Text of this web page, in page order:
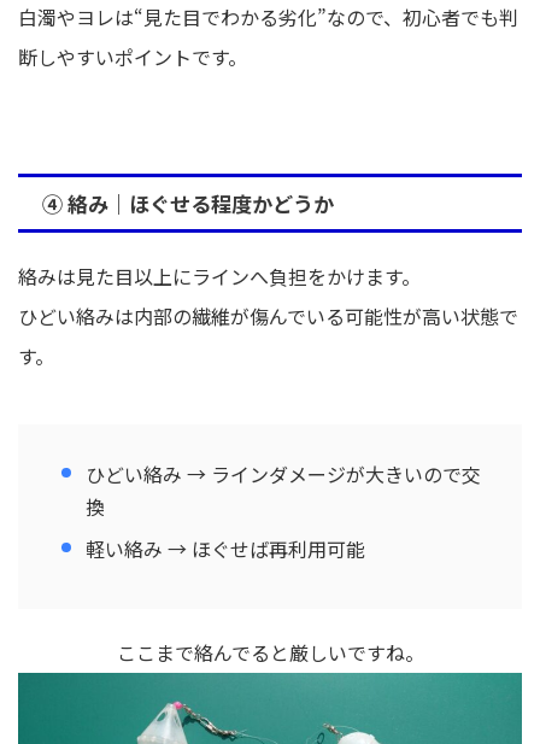
白濁やヨレは“見た目でわかる劣化”なので、初心者でも判
断しやすいポイントです。
④ 絡み｜ほぐせる程度かどうか
絡みは見た目以上にラインへ負担をかけます。
ひどい絡みは内部の繊維が傷んでいる可能性が高い状態で
す。
ひどい絡み → ラインダメージが大きいので交
換
軽い絡み → ほぐせば再利用可能
ここまで絡んでると厳しいですね。